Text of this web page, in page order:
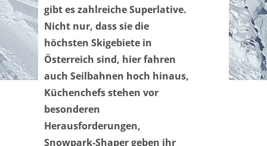
gibt es zahlreiche Superlative.
Nicht nur, dass sie die
höchsten Skigebiete in
Österreich sind, hier fahren
auch Seilbahnen hoch hinaus,
Küchenchefs stehen vor
besonderen
Herausforderungen,
Snowpark-Shaper geben ihr